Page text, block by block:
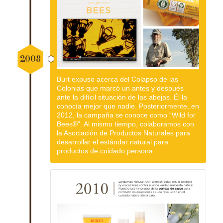
2008
Burt expuso acerca del Colapso de las
Colonias que marcó un antes y después
ante la difícil situación de las abejas. Él la
conocía mejor que nadie. Posteriormente, en
2012, la campaña se conoce como “Wild for
Bees®”. Al mismo tiempo, colaboramos con
la Asociación de Productos Naturales para
desarrollar el estándar natural para
productos de cuidado persona